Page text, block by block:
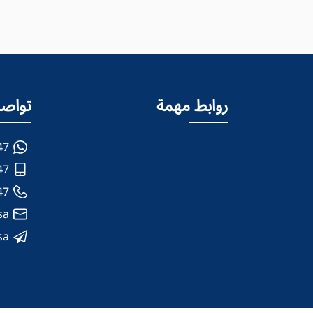
روابط مهمة